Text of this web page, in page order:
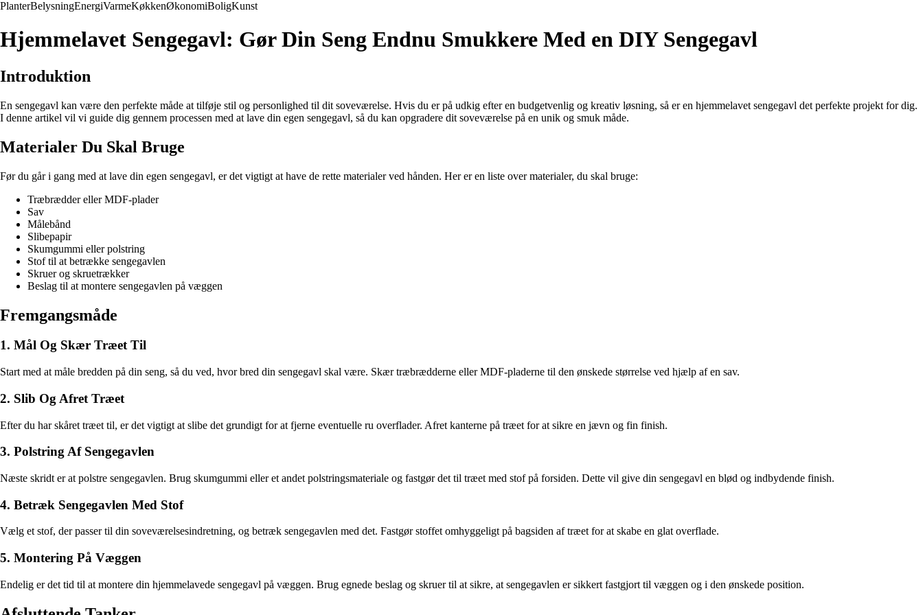
PlanterBelysningEnergiVarmeKøkkenØkonomiBoligKunst
Hjemmelavet Sengegavl: Gør Din Seng Endnu Smukkere Med en DIY Sengegavl
Introduktion
En sengegavl kan være den perfekte måde at tilføje stil og personlighed til dit soveværelse. Hvis du er på udkig efter en budgetvenlig og kreativ løsning, så er en hjemmelavet sengegavl det perfekte projekt for dig.
I denne artikel vil vi guide dig gennem processen med at lave din egen sengegavl, så du kan opgradere dit soveværelse på en unik og smuk måde.
Materialer Du Skal Bruge
Før du går i gang med at lave din egen sengegavl, er det vigtigt at have de rette materialer ved hånden. Her er en liste over materialer, du skal bruge:
Træbrædder eller MDF-plader
Sav
Målebånd
Slibepapir
Skumgummi eller polstring
Stof til at betrække sengegavlen
Skruer og skruetrækker
Beslag til at montere sengegavlen på væggen
Fremgangsmåde
1. Mål Og Skær Træet Til
Start med at måle bredden på din seng, så du ved, hvor bred din sengegavl skal være. Skær træbrædderne eller MDF-pladerne til den ønskede størrelse ved hjælp af en sav.
2. Slib Og Afret Træet
Efter du har skåret træet til, er det vigtigt at slibe det grundigt for at fjerne eventuelle ru overflader. Afret kanterne på træet for at sikre en jævn og fin finish.
3. Polstring Af Sengegavlen
Næste skridt er at polstre sengegavlen. Brug skumgummi eller et andet polstringsmateriale og fastgør det til træet med stof på forsiden. Dette vil give din sengegavl en blød og indbydende finish.
4. Betræk Sengegavlen Med Stof
Vælg et stof, der passer til din soveværelsesindretning, og betræk sengegavlen med det. Fastgør stoffet omhyggeligt på bagsiden af træet for at skabe en glat overflade.
5. Montering På Væggen
Endelig er det tid til at montere din hjemmelavede sengegavl på væggen. Brug egnede beslag og skruer til at sikre, at sengegavlen er sikkert fastgjort til væggen og i den ønskede position.